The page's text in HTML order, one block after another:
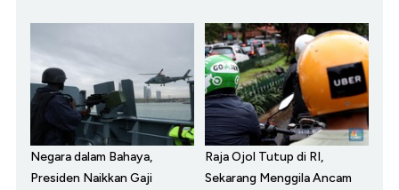
Negara dalam Bahaya,
Presiden Naikkan Gaji
Raja Ojol Tutup di RI,
Sekarang Menggila Ancam